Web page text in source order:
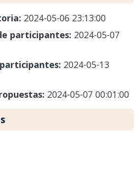
2024-05-06 23:13:00
participantes: 2024-05-07
2024-05-13
2024-05-07 00:01:00